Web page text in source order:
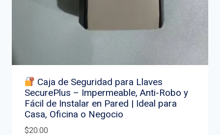
Caja de Seguridad para Llaves
SecurePlus – Impermeable, Anti-Robo y
Fácil de Instalar en Pared | Ideal para
Casa, Oficina o Negocio
$20.00